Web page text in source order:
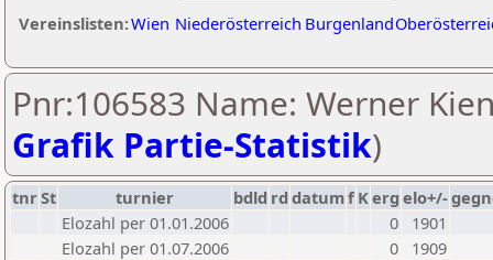
Vereinslisten:Wien Niederösterreich Burgenland
Pnr:106583 Name: Werner
Grafik Partie-Statistik)
tnrSt turnier bdld rd datumf Kerg elo+/-
Elozahl per 01.01.2006
0
1901
Elozahl per 01.07.2006
0
1909